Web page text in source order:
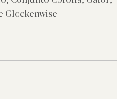
Glockenwise